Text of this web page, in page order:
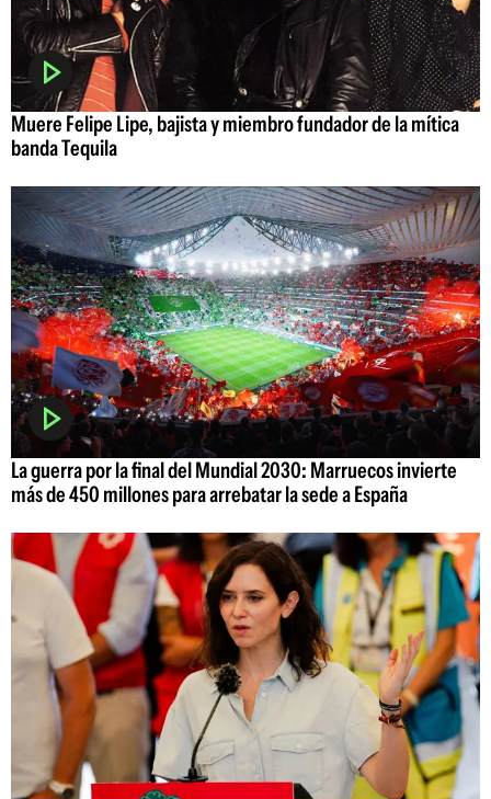
Muere Felipe Lipe, bajista y miembro fundador de la mítica
banda Tequila
La guerra por la final del Mundial 2030: Marruecos invierte
más de 450 millones para arrebatar la sede a España